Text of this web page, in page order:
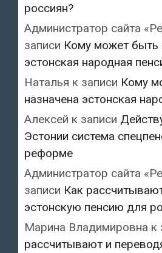
россиян?
Администратор сайта
записи Кому может быть
эстонская народная
Наталья к записи Кому
назначена эстонская
Алексей к записи
Эстонии система
реформе
Администратор сайта
записи Как
эстонскую пенсию для
Марина Владимировна к
рассчитывают и